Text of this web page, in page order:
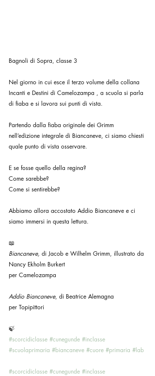
Bagnoli di Sopra, classe 3
Nel giorno in cui esce il terzo volume della collana
Incanti e Destini di Camelozampa , a scuola si parla
di fiaba e si lavora sui punti di vista.
Partendo dalla fiaba originale dei Grimm
nell’edizione integrale di Biancaneve, ci siamo chiesti
quale punto di vista osservare.
E se fosse quello della regina?
Come sarebbe?
Come si sentirebbe?
Abbiamo allora accostato Addio Biancaneve e ci
siamo immersi in questa lettura.
📖
Biancaneve, di Jacob e Wilhelm Grimm, illustrato da
Nancy Ekholm Burkert
per Camelozampa
Addio Biancaneve, di Beatrice Alemagna
per Topipittori
🍃
#scorcidiclasse #cunegunde #inclasse
#scuolaprimaria #biancaneve #cuore #primaria #lab
#scorcidiclasse #cunegunde #inclasse